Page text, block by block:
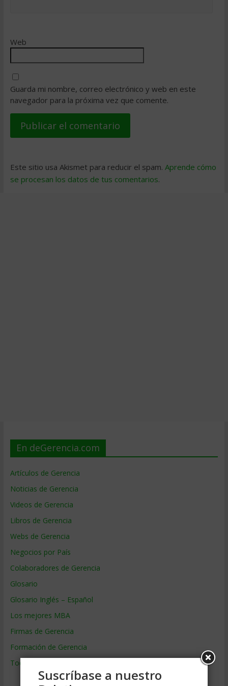
Web
Guarda mi nombre, correo electrónico y web en este
navegador para la próxima vez que comente.
Este sitio usa Akismet para reducir el spam. Aprende cómo
se procesan los datos de tus comentarios.
En deGerencia.com
Artículos de Gerencia
Noticias de Gerencia
Videos de Gerencia
Libros de Gerencia
Webs de Gerencia
Negocios por País
Colaboradores de Gerencia
Glosario
Glosario Inglés – Español
Los mejores MBA
Firmas de Gerencia
Formación de Gerencia
Todos los Temas
Suscríbase a nuestro